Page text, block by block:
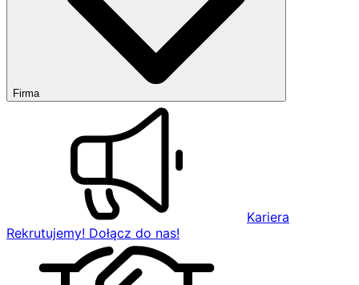
Firma
Kariera
Rekrutujemy! Dołącz do nas!